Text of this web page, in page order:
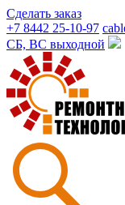
Сделать заказ
+7 8442 25-10-97
СБ, ВС выходной